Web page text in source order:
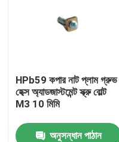
কারখানা পরিদর্শন
গুণমান নিয়ন্ত্রণ
HPb59 কপার নাট প্লাম গ্রুভ
হেক্স অ্যাডজাস্টমেন্ট স্ক্রু বোল্ট
M3 10 মিমি
অনুসন্ধান পাঠান